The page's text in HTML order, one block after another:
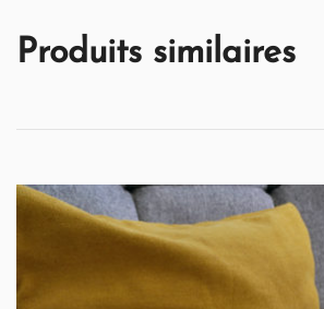
Produits similaires